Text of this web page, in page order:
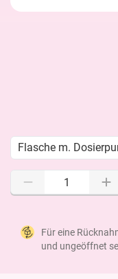
Flasche m.
Für eine
und ungeöffnet